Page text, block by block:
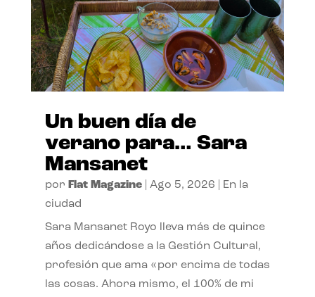
Un buen día de
verano para… Sara
Mansanet
por Flat Magazine| Ago 5, 2026
En la
ciudad
Sara Mansanet Royo lleva más de quince
años dedicándose a la Gestión Cultural,
profesión que ama «por encima de todas
las cosas. Ahora mismo, el 100% de mi